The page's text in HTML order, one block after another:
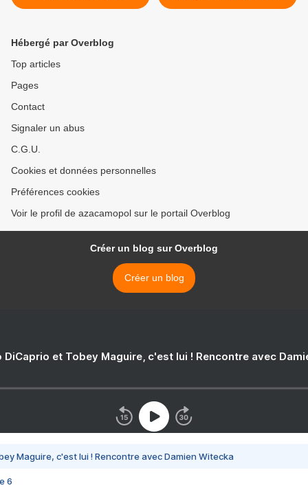
Hébergé par Overblog
Top articles
Pages
Contact
Signaler un abus
C.G.U.
Cookies et données personnelles
Préférences cookies
Voir le profil de azacamopol sur le portail Overblog
Créer un blog sur Overblog
Créer un blog
DiCaprio et Tobey Maguire, c'est lui ! Rencontre avec
Maguire, c'est lui ! Rencontre avec Damien Witecka
6